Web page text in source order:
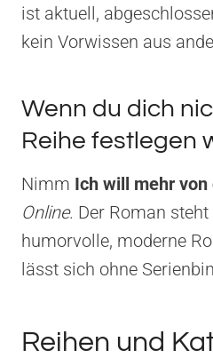
ist aktuell,
kein Vorwissen aus
Wenn du dich
Reihe festlegen
Nimm Ich will mehr von
Online. Der Roman
humorvolle, moderne
lässt sich ohne
Reihen und